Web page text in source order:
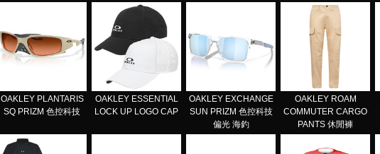
OAKLEY PLANTARIS
SQ PRIZM 色控科技
OAKLEY ESSENTIAL
LOCK UP LOGO CAP
OAKLEY EXCHANGE
SUN PRIZM 色控科技
偏光 海釣
OAKLEY ROAM
COMMUTER CARGO
PANTS 休閒褲